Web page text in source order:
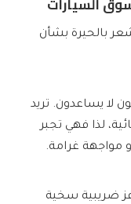
السيارات
بالحيرة بشأن
لا يساعدون. تريد
لذا فهي تجبر
مواجهة غرامة.
ضريبية سخية